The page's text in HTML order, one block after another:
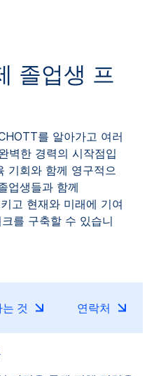
졸업생 프
를 알아가고 여러
벽한 경력의 시작점입
기회와 함께 영구적으
업생들과 함께
고 현재와 미래에 기여
를 구축할 수 있습니
것 연락처